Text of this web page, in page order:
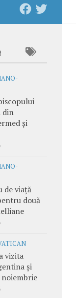
din
și
de viață
două
vizita
și